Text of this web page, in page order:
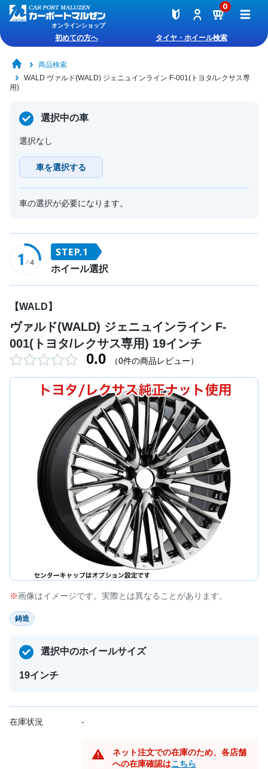
オンラインショップ
0
初めての方へ タイヤ・ホイール検索
商品検索
WALD ヴァルド(WALD) ジェニュインライン F-001(トヨタ/レクサス専
用)
選択中の車
選択なし
車を選択する
車の選択が必要になります。
ホイール選択
【WALD】
ヴァルド(WALD) ジェニュインライン F-
001(トヨタ/レクサス専用) 19インチ
0.0 （0件の商品レビュー）
画像はイメージです。実際とは異なることがあります。
鋳造
選択中のホイールサイズ
19インチ
在庫状況 -
ネット注文での在庫のため、各店舗
への在庫確認はこちら